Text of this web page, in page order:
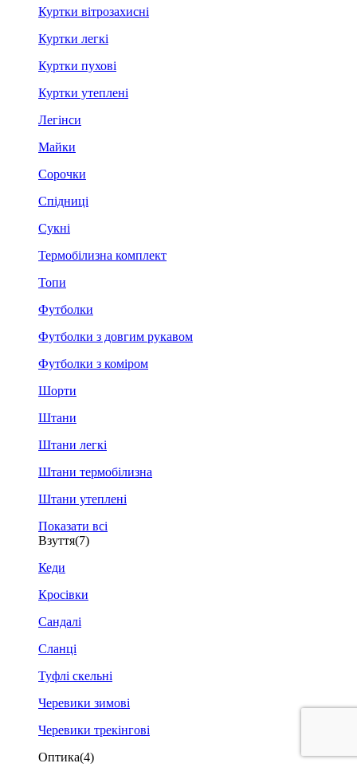
Куртки вітрозахисні
Куртки легкі
Куртки пухові
Куртки утеплені
Легінси
Майки
Сорочки
Спідниці
Сукні
Термобілизна комплект
Топи
Футболки
Футболки з довгим рукавом
Футболки з коміром
Шорти
Штани
Штани легкі
Штани термобілизна
Штани утеплені
Показати всі
Взуття(7)
Кеди
Кросівки
Сандалі
Сланці
Туфлі скельні
Черевики зимові
Черевики трекінгові
Оптика(4)